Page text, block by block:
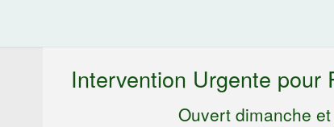
Intervention Urgente pour
Ouvert dimanche